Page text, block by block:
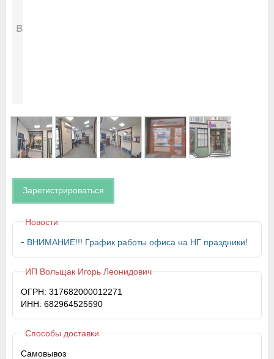
Зарегистрироваться
Новости
ВНИМАНИЕ!!! График работы офиса на НГ праздники!
ИП Вольщак Игорь Леонидович
ОГРН: 317682000012271
ИНН: 682964525590
Способы доставки
Самовывоз